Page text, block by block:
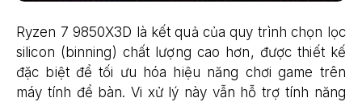
Ryzen 7 9850X3D là kết quả của quy trình chọn lọc
silicon (binning) chất lượng cao hơn, được thiết kế
đặc biệt để tối ưu hóa hiệu năng chơi game trên
máy tính để bàn. Vi xử lý này vẫn hỗ trợ tính năng